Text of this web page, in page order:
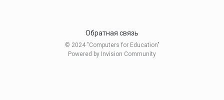
Обратная связь
© 2024 "Computers for Education"
Powered by Invision Community